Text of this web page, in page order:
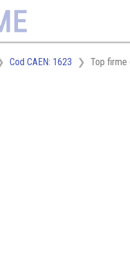
Cod CAEN: 1623 Top firme